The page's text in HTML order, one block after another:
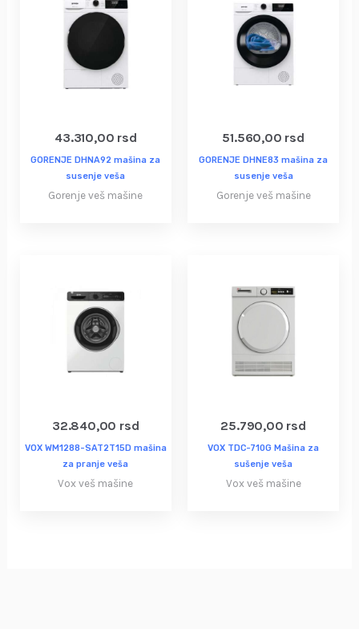
43.310,00 rsd
GORENJE DHNA92 mašina za
susenje veša
Gorenje veš mašine
51.560,00 rsd
GORENJE DHNE83 mašina za
susenje veša
Gorenje veš mašine
32.840,00 rsd
VOX WM1288-SAT2T15D mašina
za pranje veša
Vox veš mašine
25.790,00 rsd
VOX TDC-710G Mašina za
sušenje veša
Vox veš mašine